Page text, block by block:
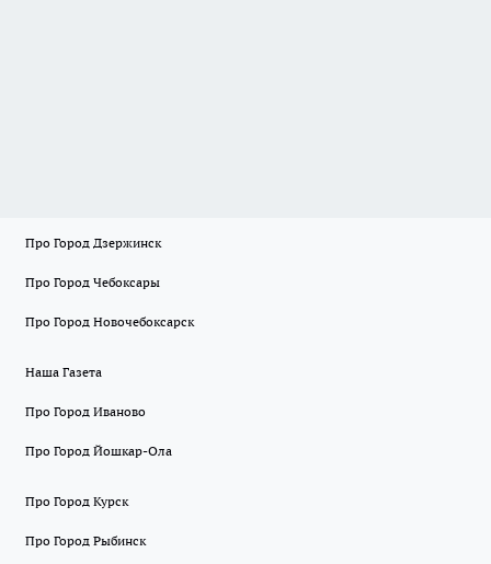
Про Город Дзержинск
Про Город Чебоксары
Про Город Новочебоксарск
Наша Газета
Про Город Иваново
Про Город Йошкар-Ола
Про Город Курск
Про Город Рыбинск